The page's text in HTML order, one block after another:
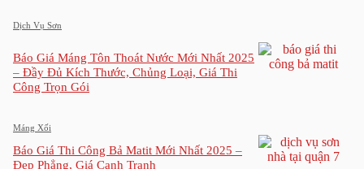
Dịch Vụ Sơn
Báo Giá Máng Tôn Thoát Nước Mới Nhất 2025
– Đầy Đủ Kích Thước, Chủng Loại, Giá Thi
Công Trọn Gói
Máng Xối
Báo Giá Thi Công Bả Matit Mới Nhất 2025 –
Đẹp Phẳng, Giá Cạnh Tranh